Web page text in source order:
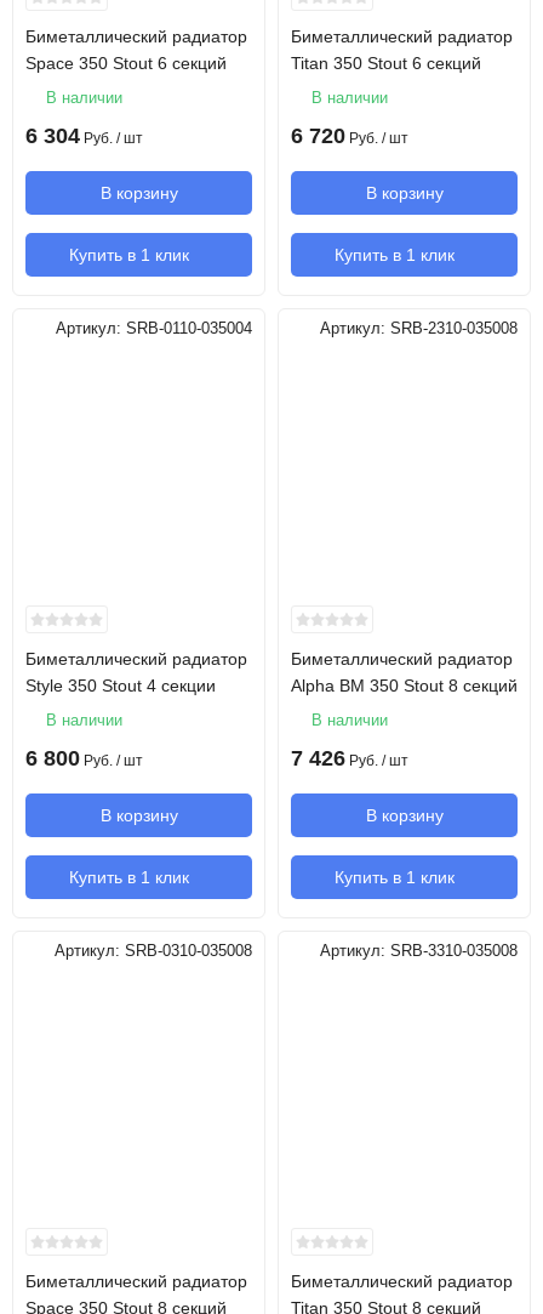
Биметаллический радиатор
Space 350 Stout 6 секций
В наличии
6 304 Руб. / шт
В корзину
Купить в 1 клик
Биметаллический радиатор
Titan 350 Stout 6 секций
В наличии
6 720 Руб. / шт
В корзину
Купить в 1 клик
Артикул: SRB-0110-035004
Биметаллический радиатор
Style 350 Stout 4 секции
В наличии
6 800 Руб. / шт
В корзину
Купить в 1 клик
Артикул: SRB-2310-035008
Биметаллический радиатор
Alpha BM 350 Stout 8 секций
В наличии
7 426 Руб. / шт
В корзину
Купить в 1 клик
Артикул: SRB-0310-035008
Биметаллический радиатор
Space 350 Stout 8 секций
Артикул: SRB-3310-035008
Биметаллический радиатор
Titan 350 Stout 8 секций